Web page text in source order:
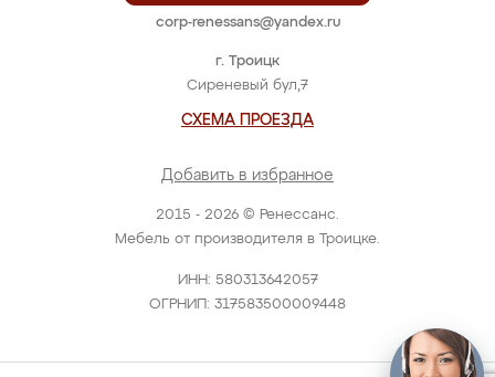
2015 - 2026 © Ренессанс.
Мебель от производителя в Троицке.
ИНН: 580313642057
ОГРНИП: 317583500009448
г. Троицк
Сиреневый бул,7
СХЕМА ПРОЕЗДА
Добавить в избранное
corp-renessans@yandex.ru